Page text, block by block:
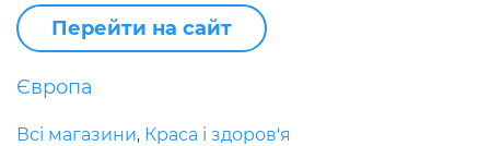
Перейти на сайт
Європа
Всі магазини, Краса і здоров'я